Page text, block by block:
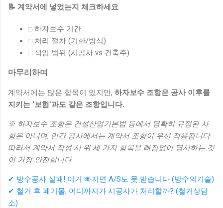
📝 계약서에 넣었는지 체크하세요
□ 하자보수 기간
□ 처리 절차 (기한/방식)
□ 책임 범위 (시공사 vs 건축주)
마무리하며
계약서에는 많은 항목이 있지만, 하자보수 조항은 공사 이후를
지키는 ‘보험’과도 같은 조항입니다.
※ 하자보수 조항은 건설산업기본법 등에서 명확히 규정된 사
항은 아니며, 민간 공사에서는 계약서 조항이 우선 적용됩니다.
따라서 계약서 작성 시 위 세 가지 항목을 빠짐없이 명시하는 것
이 가장 안전합니다.
✔ 방수공사 실패! 이거 빠지면 A/S도 못 받습니다 (방수의기술)
✔ 철거 후 폐기물, 어디까지가 시공사가 처리할까? (철거상담
소)